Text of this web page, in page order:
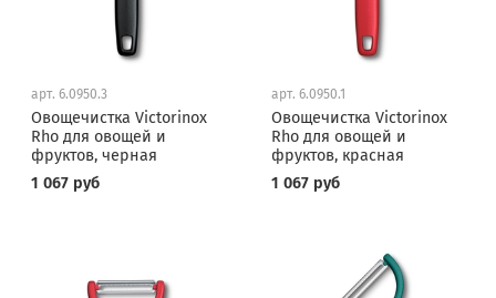
арт. 6.0950.3
Овощечистка Victorinox
Rho для овощей и
фруктов, черная
1 067 руб
арт. 6.0950.1
Овощечистка Victorinox
Rho для овощей и
фруктов, красная
1 067 руб